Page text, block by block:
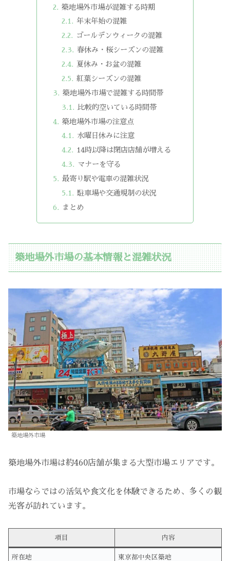
築地場外市場が混雑する時期
年末年始の混雑
ゴールデンウィークの混雑
春休み・桜シーズンの混雑
夏休み・お盆の混雑
紅葉シーズンの混雑
築地場外市場で混雑する時間帯
比較的空いている時間帯
築地場外市場の注意点
水曜日休みに注意
14時以降は閉店店舗が増える
マナーを守る
最寄り駅や電車の混雑状況
駐車場や交通規制の状況
まとめ
築地場外市場の基本情報と混雑状況
築地場外市場
築地場外市場は約460店舗が集まる大型市場エリアです。
市場ならではの活気や食文化を体験できるため、多くの観
光客が訪れています。
項目 内容
所在地 東京都中央区築地